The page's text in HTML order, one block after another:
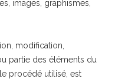
images, graphismes,
modification,
partie des éléments du
procédé utilisé, est